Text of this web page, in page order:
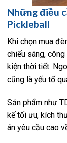
Những điều
Pickleball
Khi chọn mua
chiếu sáng,
kiện thời tiết.
cũng là yếu tố
Sản phẩm như
kế tối ưu, kích
án yêu cầu cao